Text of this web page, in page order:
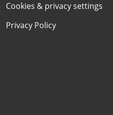
Cookies & privacy settings
Privacy Policy